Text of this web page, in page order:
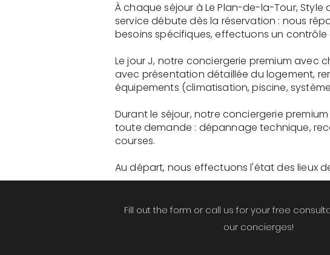
À chaque séjour à Le Plan-de-la-Tour,
service débute dès la réservation : nous
besoins spécifiques, effectuons un
Le jour J, notre conciergerie premium avec
avec présentation détaillée du logement,
équipements (climatisation, piscine, système
Durant le séjour, notre conciergerie
toute demande : dépannage technique,
courses.
Au départ, nous effectuons l'état des lieux
Fill out the form or call us for your free
our concierges!